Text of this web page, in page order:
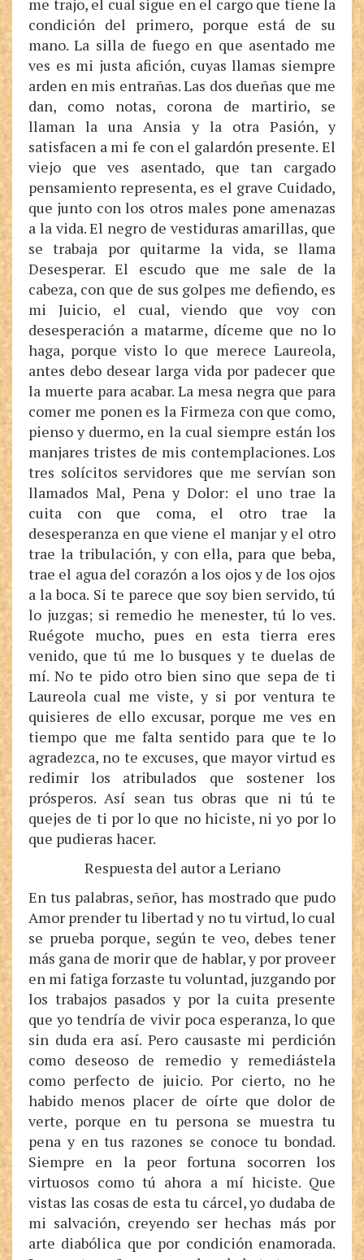
me trajo, el cual sigue en el cargo que tiene la
condición del primero, porque está de su
mano. La silla de fuego en que asentado me
ves es mi justa afición, cuyas llamas siempre
arden en mis entrañas. Las dos dueñas que me
dan, como notas, corona de martirio, se
llaman la una Ansia y la otra Pasión, y
satisfacen a mi fe con el galardón presente. El
viejo que ves asentado, que tan cargado
pensamiento representa, es el grave Cuidado,
que junto con los otros males pone amenazas
a la vida. El negro de vestiduras amarillas, que
se trabaja por quitarme la vida, se llama
Desesperar. El escudo que me sale de la
cabeza, con que de sus golpes me defiendo, es
mi Juicio, el cual, viendo que voy con
desesperación a matarme, díceme que no lo
haga, porque visto lo que merece Laureola,
antes debo desear larga vida por padecer que
la muerte para acabar. La mesa negra que para
comer me ponen es la Firmeza con que como,
pienso y duermo, en la cual siempre están los
manjares tristes de mis contemplaciones. Los
tres solícitos servidores que me servían son
llamados Mal, Pena y Dolor: el uno trae la
cuita con que coma, el otro trae la
desesperanza en que viene el manjar y el otro
trae la tribulación, y con ella, para que beba,
trae el agua del corazón a los ojos y de los ojos
a la boca. Si te parece que soy bien servido, tú
lo juzgas; si remedio he menester, tú lo ves.
Ruégote mucho, pues en esta tierra eres
venido, que tú me lo busques y te duelas de
mí. No te pido otro bien sino que sepa de ti
Laureola cual me viste, y si por ventura te
quisieres de ello excusar, porque me ves en
tiempo que me falta sentido para que te lo
agradezca, no te excuses, que mayor virtud es
redimir los atribulados que sostener los
prósperos. Así sean tus obras que ni tú te
quejes de ti por lo que no hiciste, ni yo por lo
que pudieras hacer.
Respuesta del autor a Leriano
En tus palabras, señor, has mostrado que pudo
Amor prender tu libertad y no tu virtud, lo cual
se prueba porque, según te veo, debes tener
más gana de morir que de hablar, y por proveer
en mi fatiga forzaste tu voluntad, juzgando por
los trabajos pasados y por la cuita presente
que yo tendría de vivir poca esperanza, lo que
sin duda era así. Pero causaste mi perdición
como deseoso de remedio y remediástela
como perfecto de juicio. Por cierto, no he
habido menos placer de oírte que dolor de
verte, porque en tu persona se muestra tu
pena y en tus razones se conoce tu bondad.
Siempre en la peor fortuna socorren los
virtuosos como tú ahora a mí hiciste. Que
vistas las cosas de esta tu cárcel, yo dudaba de
mi salvación, creyendo ser hechas más por
arte diabólica que por condición enamorada.